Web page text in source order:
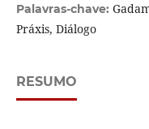
Palavras-chave:
Práxis, Diálogo
RESUMO